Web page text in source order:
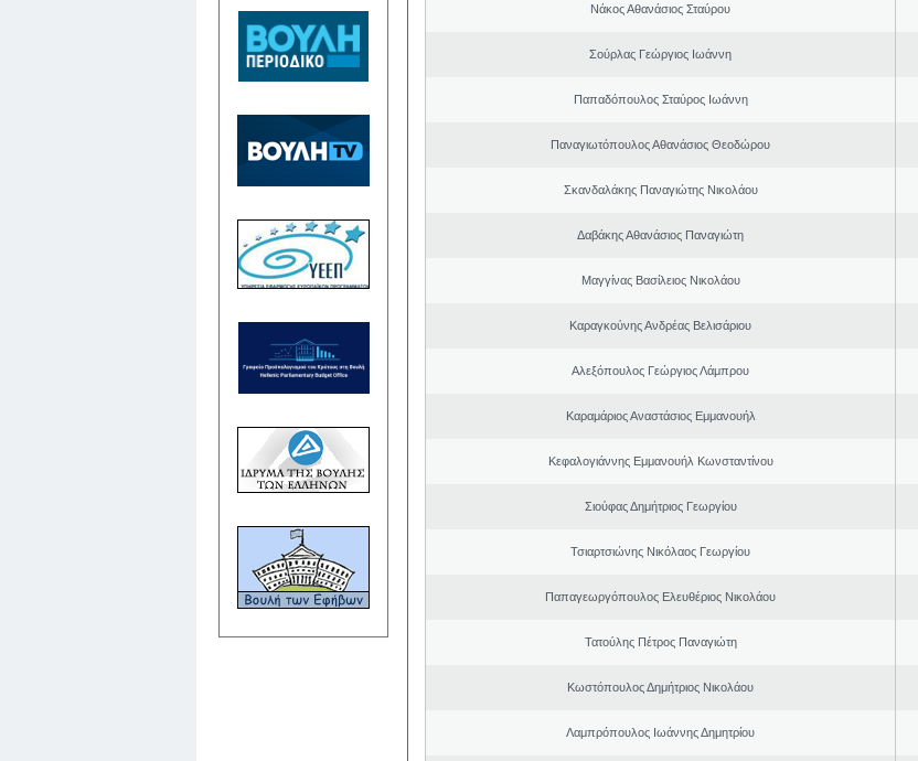
Νάκος Αθανάσιος Σταύρου
Σούρλας Γεώργιος Ιωάννη
Παπαδόπουλος Σταύρος Ιωάννη
Παναγιωτόπουλος Αθανάσιος Θεοδώρου
Σκανδαλάκης Παναγιώτης Νικολάου
Δαβάκης Αθανάσιος Παναγιώτη
Μαγγίνας Βασίλειος Νικολάου
Καραγκούνης Ανδρέας Βελισάριου
Αλεξόπουλος Γεώργιος Λάμπρου
Καραμάριος Αναστάσιος Εμμανουήλ
Κεφαλογιάννης Εμμανουήλ Κωνσταντίνου
Σιούφας Δημήτριος Γεωργίου
Τσιαρτσιώνης Νικόλαος Γεωργίου
Παπαγεωργόπουλος Ελευθέριος Νικολάου
Τατούλης Πέτρος Παναγιώτη
Κωστόπουλος Δημήτριος Νικολάου
Λαμπρόπουλος Ιωάννης Δημητρίου